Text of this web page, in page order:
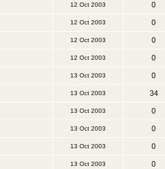
12 Oct 2003 0
12 Oct 2003 0
12 Oct 2003 0
12 Oct 2003 0
13 Oct 2003 0
13 Oct 2003 34
13 Oct 2003 0
13 Oct 2003 0
13 Oct 2003 0
13 Oct 2003 0